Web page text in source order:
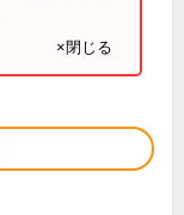
×閉じる